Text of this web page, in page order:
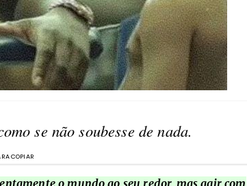
se não soubesse de nada.
o mundo ao seu redor, mas agir com